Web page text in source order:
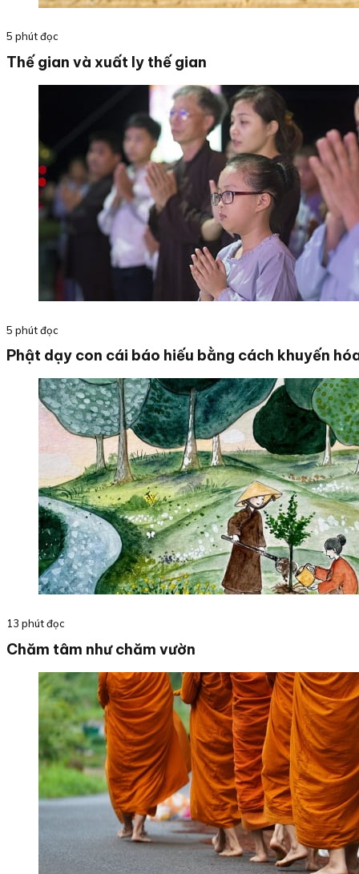
5 phút đọc
Thế gian và xuất ly thế gian
5 phút đọc
Phật dạy con cái báo hiếu bằng cách khuyến
13 phút đọc
Chăm tâm như chăm vườn